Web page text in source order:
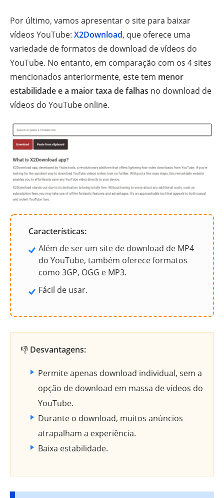
Por último, vamos apresentar o site para baixar
vídeos YouTube: X2Download, que oferece uma
variedade de formatos de download de vídeos do
YouTube. No entanto, em comparação com os 4 sites
mencionados anteriormente, este tem menor
estabilidade e a maior taxa de falhas no download de
vídeos do YouTube online.
Características:
Além de ser um site de download de MP4
do YouTube, também oferece formatos
como 3GP, OGG e MP3.
Fácil de usar.
👎 Desvantagens:
Permite apenas download individual, sem a
opção de download em massa de vídeos do
YouTube.
Durante o download, muitos anúncios
atrapalham a experiência.
Baixa estabilidade.